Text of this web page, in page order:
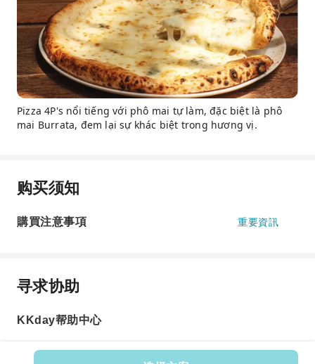
Pizza 4P's nổi tiếng với phô mai tự làm, đặc biệt là phô
mai Burrata, đem lại sự khác biệt trong hương vị.
购买须知
購買注意事項 重要資訊
寻求协助
KKday帮助中心